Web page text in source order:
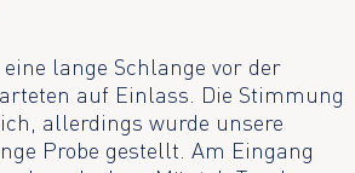
lange Schlange vor der
auf Einlass. Die Stimmung
allerdings wurde unsere
Probe gestellt. Am Eingang